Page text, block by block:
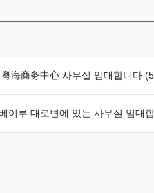
海商务中心 사무실 임대합니다
이루 대로변에 있는 사무실 임대